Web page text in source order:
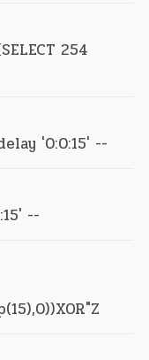
254
'0:0:15' --
--